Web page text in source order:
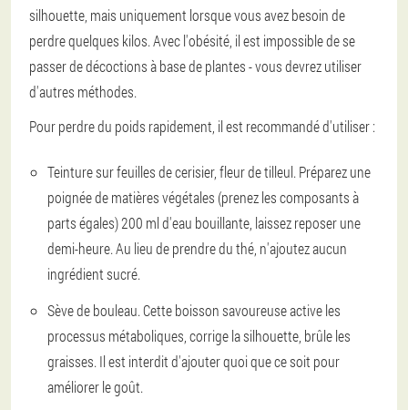
silhouette, mais uniquement lorsque vous avez besoin de
perdre quelques kilos. Avec l'obésité, il est impossible de se
passer de décoctions à base de plantes - vous devrez utiliser
d'autres méthodes.
Pour perdre du poids rapidement, il est recommandé d'utiliser :
Teinture sur feuilles de cerisier, fleur de tilleul. Préparez une
poignée de matières végétales (prenez les composants à
parts égales) 200 ml d'eau bouillante, laissez reposer une
demi-heure. Au lieu de prendre du thé, n'ajoutez aucun
ingrédient sucré.
Sève de bouleau. Cette boisson savoureuse active les
processus métaboliques, corrige la silhouette, brûle les
graisses. Il est interdit d'ajouter quoi que ce soit pour
améliorer le goût.